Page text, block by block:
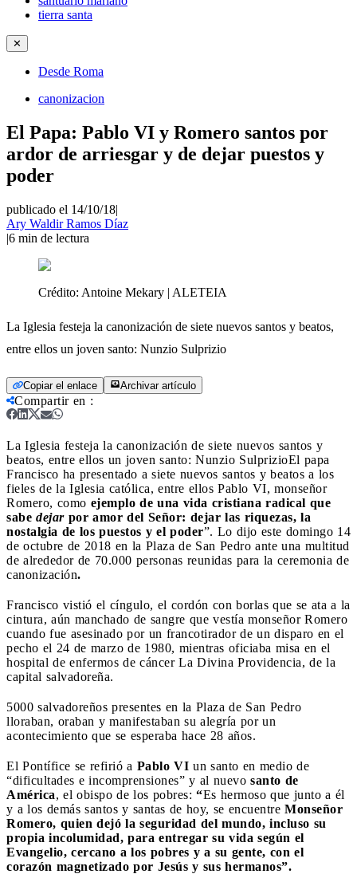
tierra santa
✕
Desde Roma
canonizacion
El Papa: Pablo VI y Romero santos por
ardor de arriesgar y de dejar puestos y
poder
publicado el 14/10/18|
Ary Waldir Ramos Díaz
|6 min de lectura
Crédito: Antoine Mekary | ALETEIA
La Iglesia festeja la canonización de siete nuevos santos y beatos,
entre ellos un joven santo: Nunzio Sulprizio
Copiar el enlace Archivar artículo
Compartir en :
La Iglesia festeja la canonización de siete nuevos santos y
beatos, entre ellos un joven santo: Nunzio SulprizioEl papa
Francisco ha presentado a siete nuevos santos y beatos a los
fieles de la Iglesia católica, entre ellos Pablo VI, monseñor
Romero, como ejemplo de una vida cristiana radical que
sabe dejar por amor del Señor: dejar las riquezas, la
nostalgia de los puestos y el poder”. Lo dijo este domingo 14
de octubre de 2018 en la Plaza de San Pedro ante una multitud
de alrededor de 70.000 personas reunidas para la ceremonia de
canonización.
Francisco vistió el cíngulo, el cordón con borlas que se ata a la
cintura, aún manchado de sangre que vestía monseñor Romero
cuando fue asesinado por un francotirador de un disparo en el
pecho el 24 de marzo de 1980, mientras oficiaba misa en el
hospital de enfermos de cáncer La Divina Providencia, de la
capital salvadoreña.
5000 salvadoreños presentes en la Plaza de San Pedro
lloraban, oraban y manifestaban su alegría por un
acontecimiento que se esperaba hace 28 años.
El Pontífice se refirió a Pablo VI un santo en medio de
“dificultades e incomprensiones” y al nuevo santo de
América, el obispo de los pobres: “Es hermoso que junto a él
y a los demás santos y santas de hoy, se encuentre Monseñor
Romero, quien dejó la seguridad del mundo, incluso su
propia incolumidad, para entregar su vida según el
Evangelio, cercano a los pobres y a su gente, con el
corazón magnetizado por Jesús y sus hermanos”.